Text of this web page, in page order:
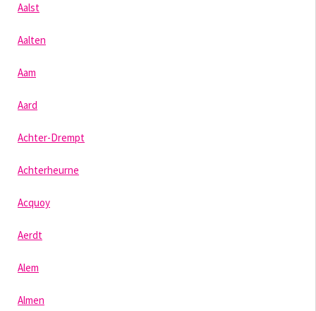
Aalst
Aalten
Aam
Aard
Achter-Drempt
Achterheurne
Acquoy
Aerdt
Alem
Almen